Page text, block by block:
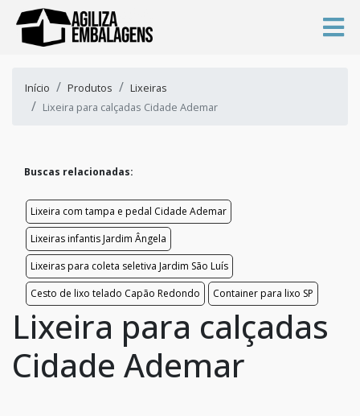
Início Produtos
Lixeiras
Lixeira para calçadas Cidade Ademar
Buscas relacionadas:
Lixeira com tampa e pedal Cidade Ademar
Lixeiras infantis Jardim Ângela
Lixeiras para coleta seletiva Jardim São Luís
Cesto de lixo telado Capão Redondo
Container para lixo SP
Lixeira para calçadas
Cidade Ademar